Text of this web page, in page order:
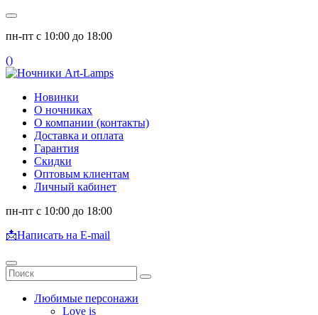
пн-пт с 10:00 до 18:00
()
Новинки
О ночниках
О компании (контакты)
Доставка и оплата
Гарантия
Скидки
Оптовым клиентам
Личный кабинет
пн-пт с 10:00 до 18:00
📩Написать на E-mail
Любимые персонажи
Love is